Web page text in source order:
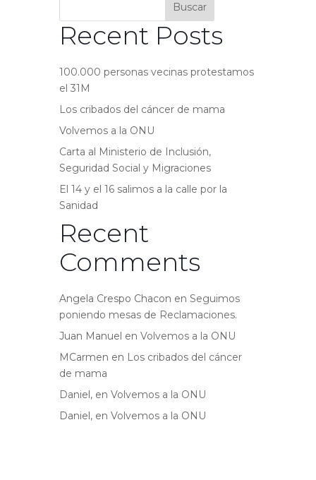
Buscar
Recent Posts
100.000 personas vecinas protestamos
el 31M
Los cribados del cáncer de mama
Volvemos a la ONU
Carta al Ministerio de Inclusión,
Seguridad Social y Migraciones
El 14 y el 16 salimos a la calle por la
Sanidad
Recent
Comments
Angela Crespo Chacon en Seguimos
poniendo mesas de Reclamaciones.
Juan Manuel en Volvemos a la ONU
MCarmen en Los cribados del cáncer
de mama
Daniel, en Volvemos a la ONU
Daniel, en Volvemos a la ONU